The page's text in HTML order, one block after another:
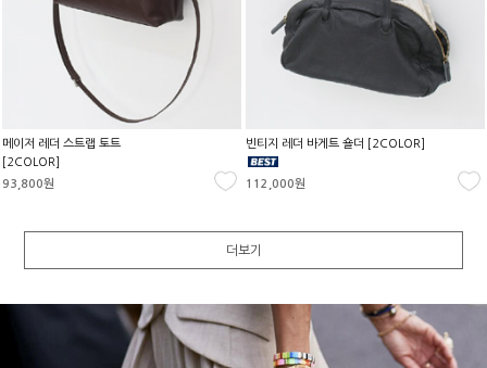
메이저 레더 스트랩 토트
[2COLOR]
93,800원
빈티지 레더 바게트 숄더 [2COLOR]
112,000원
더보기